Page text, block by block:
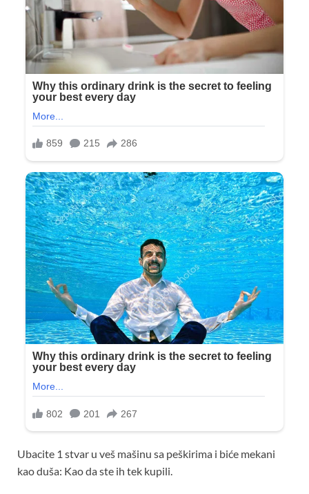
Ubacite 1 stvar u veš mašinu sa peškirima i biće mekani
kao duša: Kao da ste ih tek kupili.